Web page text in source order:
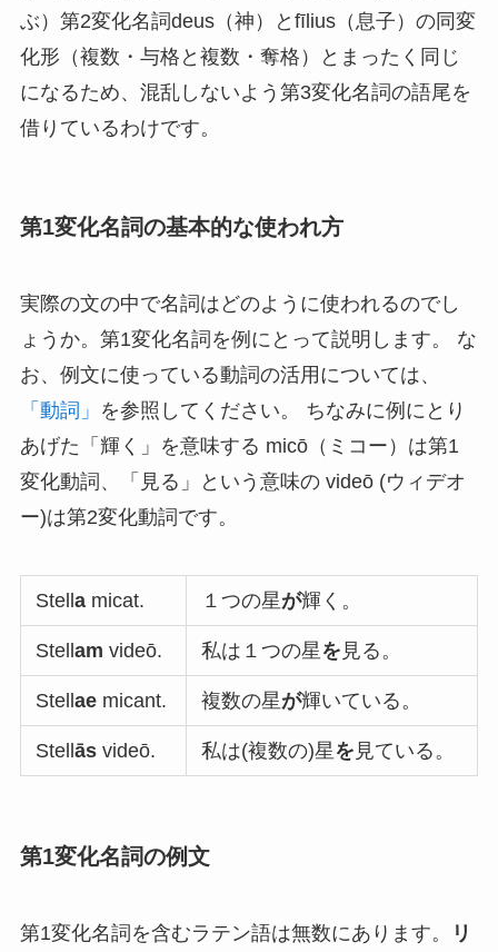
ぶ）第2変化名詞deus（神）とfīlius（息子）の同変
化形（複数・与格と複数・奪格）とまったく同じ
になるため、混乱しないよう第3変化名詞の語尾を
借りているわけです。
第1変化名詞の基本的な使われ方
実際の文の中で名詞はどのように使われるのでし
ょうか。第1変化名詞を例にとって説明します。 な
お、例文に使っている動詞の活用については、
「動詞」 を参照してください。 ちなみに例にとり
あげた「輝く」を意味する micō（ミコー）は第1
変化動詞、「見る」という意味の videō (ウィデオ
ー)は第2変化動詞です。
Stella micat. １つの星が輝く。
Stellam videō. 私は１つの星 を 見る。
Stellae micant. 複数の星が輝いている。
Stellās videō. 私は(複数の)星 を 見ている。
第1変化名詞の例文
第1変化名詞を含むラテン語は無数にあります。
リ